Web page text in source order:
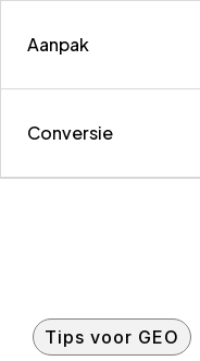
Aanpak
Conversie
Tips voor GEO